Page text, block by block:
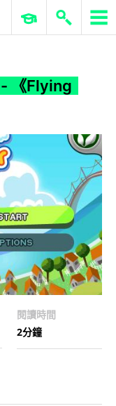
ERP 與商業 AI
《Flying
閱讀時間
2分鐘